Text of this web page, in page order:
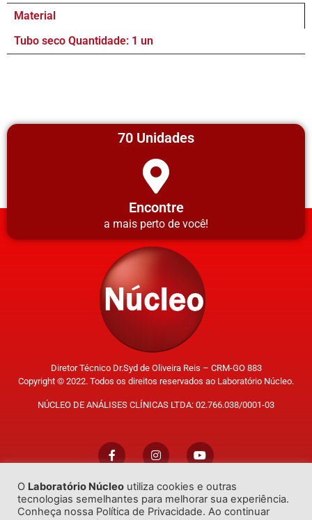
Material
Tubo seco Quantidade: 1 un
70 Unidades
Encontre
a mais perto de você!
Diretor Técnico Dr.Syd de Oliveira Reis – CRM-GO 883
Copyright © 2022. Todos os direitos reservados ao Laboratório Núcleo.
NÚCLEO DE ANÁLISES CLÍNICAS LTDA: 02.766.038/0001-03
Trabalhe Conosco
O Laboratório Núcleo utiliza cookies e outras
tecnologias semelhantes para melhorar sua experiência.
Conheça nossa Política de Privacidade. Ao continuar